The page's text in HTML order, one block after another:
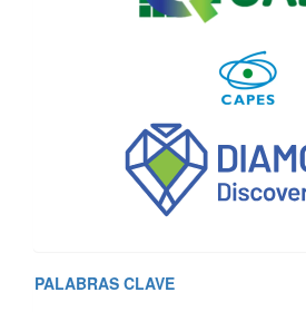
PALABRAS CLAVE